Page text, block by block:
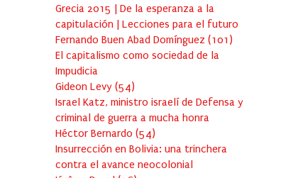
Grecia 2015 | De la esperanza a la
capitulación | Lecciones para el futuro
Fernando Buen Abad Domínguez (101 )
El capitalismo como sociedad de la
Impudicia
Gideon Levy (54)
Israel Katz, ministro israelí de Defensa y
criminal de guerra a mucha honra
Héctor Bernardo (54)
Insurrección en Bolivia: una trinchera
contra el avance neocolonial